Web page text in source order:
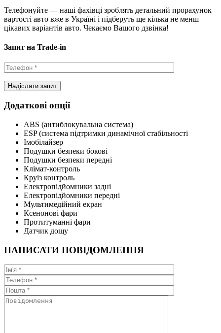
Телефонуйте — наші фахівці зроблять детальний прорахунок
вартості авто вже в Україні і підберуть ще кілька не менш
цікавих варіантів авто. Чекаємо Вашого дзвінка!
Запит на Trade-in
Додаткові опції
ABS (антиблокувальна система)
ESP (система підтримки динамічної стабільності
Імобілайзер
Подушки безпеки бокові
Подушки безпеки передні
Клімат-контроль
Круіз контроль
Електропідйомники задні
Електропідйомники передні
Мультимедійний екран
Ксенонові фари
Протитуманні фари
Датчик дощу
НАПИСАТИ ПОВІДОМЛЕННЯ